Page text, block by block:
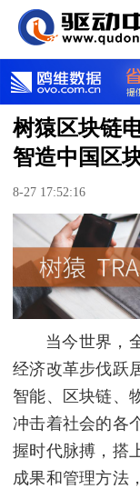
树猿区块链
智造中国区
8-27 17:52:16
当今世界，
经济改革步伐跃
智能、区块链、
冲击着社会的各
握时代脉搏，搭
成果和管理方法